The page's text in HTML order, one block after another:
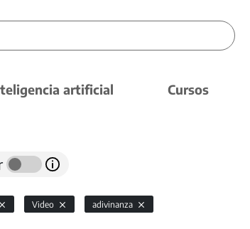
artificial Cursos
Video adivinanza